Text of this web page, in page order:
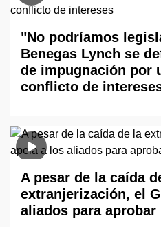
"No podríamos
Benegas Lynch se
de impugnación por
conflicto de
A pesar de la caída
extranjerización, el
aliados para